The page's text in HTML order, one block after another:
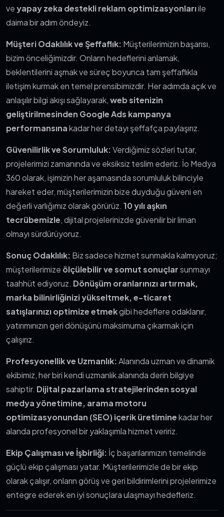
veyapay zeka destekli reklam optimizasyonlarıile
daima bir adım öndeyiz.
Müşteri Odaklılık ve Şeffaflık: Müşterilerimizin başarısı,
bizim önceliğimizdir. Onların hedeflerini anlamak,
beklentilerini aşmak ve süreç boyunca tam şeffaflıkla
iletişim kurmak en temel prensibimizdir. Her adımda açık ve
anlaşılır bilgi akışı sağlayarak,web sitenizin
geliştirilmesinden Google Ads kampanya
performansınakadar her detayı şeffafça paylaşırız.
Güvenilirlik ve Sorumluluk:Verdiğimiz sözleri tutar,
projelerimizi zamanında ve eksiksiz teslim ederiz. İo Medya
360 olarak, işimizin her aşamasında sorumluluk bilinciyle
hareket eder, müşterilerimizin bize duyduğu güveni en
değerli varlığımız olarak görürüz. 10 yılı aşkın
tecrübemizle, dijital projelerinizde güvenilir bir liman
olmayı sürdürüyoruz.
Sonuç Odaklılık: Biz sadece hizmet sunmakla kalmıyoruz;
müşterilerimize ölçülebilir ve somut sonuçlarsunmayı
taahhüt ediyoruz. Dönüşüm oranlarınızı artırmak,
marka bilinirliğinizi yükseltmek, e-ticaret
satışlarınızı optimize etmekgibi hedeflere odaklanır,
yatırımınızın geri dönüşünü maksimuma çıkarmak için
çalışırız.
Profesyonellik ve Uzmanlık:Alanında uzman ve dinamik
ekibimiz, her biri kendi uzmanlık alanında derin bilgiye
sahiptir. Dijital pazarlama stratejilerinden sosyal
medya yönetimine, arama motoru
optimizasyonundan (SEO) içerik üretiminekadar her
alanda profesyonel bir yaklaşımla hizmet veririz.
Ekip Çalışması ve İşbirliği: İç başarılarımızın temelinde
güçlü ekip çalışması yatar. Müşterilerimizle de bir ekip
olarak çalışır, onların görüş ve geri bildirimlerini projelerimize
entegre ederek en iyi sonuçlara ulaşmayı hedefleriz.